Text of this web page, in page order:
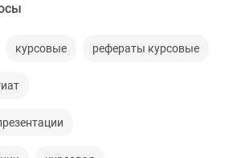
курсовые рефераты курсовые